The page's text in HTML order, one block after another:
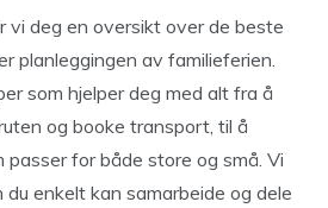
vi deg en oversikt over de beste
planleggingen av familieferien.
som hjelper deg med alt fra å
og booke transport, til å
for både store og små. Vi
enkelt kan samarbeide og dele